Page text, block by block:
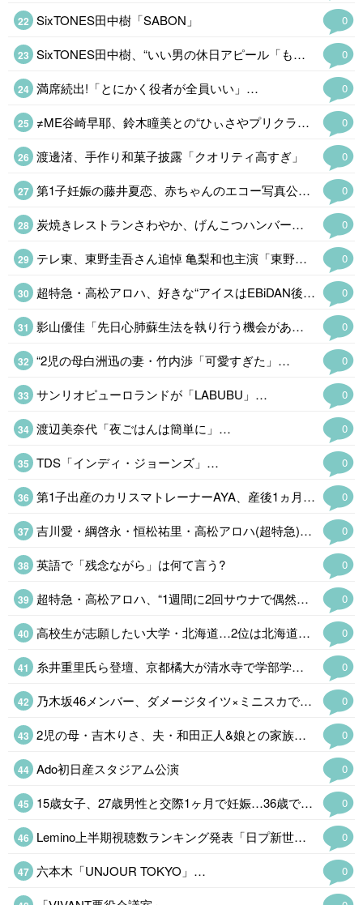
0
SixTONES田中樹「SABON」
0
SixTONES田中樹、“いい男の休日アピール「もし違った見出しの媒体さんが…
0
満席続出!「とにかく役者が全員いい」…
0
≠ME谷崎早耶、鈴木瞳美との“ひぃさやプリクラショット公開「天使が並んでる」
0
渡邊渚、手作り和菓子披露「クオリティ高すぎ」
0
第1子妊娠の藤井夏恋、赤ちゃんのエコー写真公開「鼻がすっと高くて綺麗」
0
炭焼きレストランさわやか、げんこつハンバーグなど値上げ&土曜日ランチメニュー終了へ「これまでにない厳しい局面」
0
テレ東、東野圭吾さん追悼 亀梨和也主演「東野圭吾 手紙」
0
超特急・高松アロハ、好きな“アイスはEBiDAN後輩グループメンバー「すごい愛らしい子なんですよ」
0
影山優佳「先日心肺蘇生法を執り行う機会がありました」…
0
“2児の母白洲迅の妻・竹内渉「可愛すぎた」…
0
サンリオピューロランドが「LABUBU」…
0
渡辺美奈代「夜ごはんは簡単に」…
0
TDS「インディ・ジョーンズ」…
0
第1子出産のカリスマトレーナーAYA、産後1ヵ月半の引き締まった美ウエスト公開…
0
吉川愛・綱啓永・恒松祐里・高松アロハ(超特急)、仲良くなったきっかけのアニメとは「個性があるアニメね」
0
英語で「残念ながら」は何て言う?
0
超特急・高松アロハ、“1週間に2回サウナで偶然遭遇した人気俳優 当時の状況再現「めっちゃ可愛いなと思いました」
0
高校生が志願したい大学・北海道…2位は北海道大、1位は?…
0
糸井重里氏ら登壇、京都橘大が清水寺で学部学科開設
0
乃木坂46メンバー、ダメージタイツ×ミニスカで美脚チラリ 卒業目前の衣装ショットに「脚が綺麗すぎる」
0
2児の母・吉木りさ、夫・和田正人&娘との家族ショット公開「温かい家庭の雰囲気が…
0
Ado初日産スタジアム公演
0
15歳女子、27歳男性と交際1ヶ月で妊娠…36歳で孫誕生 波乱の人生に人気タレ…
0
Lemino上半期視聴数ランキング発表「日プ新世界」…
0
六本木「UNJOUR TOKYO」…